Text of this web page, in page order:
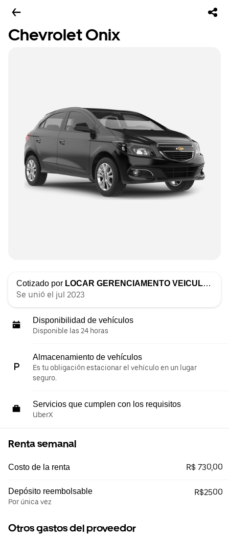
Chevrolet Onix
Cotizado por LOCAR GERENCIAMENTO VEICULAR
Se unió el jul 2023
Disponibilidad de vehículos
Disponible las 24 horas
Almacenamiento de vehículos
Es tu obligación estacionar el vehículo en un lugar
seguro.
Servicios que cumplen con los requisitos
UberX
Renta semanal
Costo de la renta R$ 730,00
Depósito reembolsable
Por única vez
R$2500
Otros gastos del proveedor